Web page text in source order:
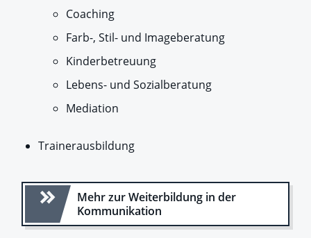
Coaching
Farb-, Stil- und Imageberatung
Kinderbetreuung
Lebens- und Sozialberatung
Mediation
Trainerausbildung
Mehr zur Weiterbildung in der
Kommunikation